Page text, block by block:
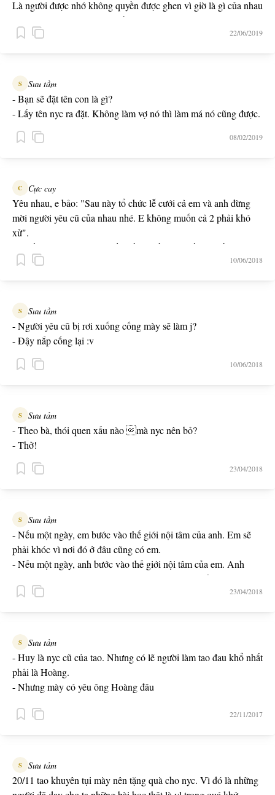
Là người được nhớ không quyền được ghen vì giờ là gì của nhau
Em theo người ta trọn vẹn niềm vui bỏ lại tình anh cùng ngàn
nỗi đau
22/06/2019
S Sưu tầm
- Bạn sẽ đặt tên con là gì?
- Lấy tên nyc ra đặt. Không làm vợ nó thì làm má nó cũng được.
08/02/2019
C Cực cay
Yêu nhau, e bảo: "Sau này tổ chức lễ cưới cả em và anh đừng
mời người yêu cũ của nhau nhé. E không muốn cả 2 phải khó
xử".
Tôi đồng ý. Tôi không muốn bất kì điều gì khiến e phiền lòng
trong ngày hạnh phúc nhất của e! Tôi cứ nghĩ rằng đó chỉ là câu
10/06/2018
S Sưu tầm
- Người yêu cũ bị rơi xuống cống mày sẽ làm j?
- Đậy nắp cống lại :v
10/06/2018
S Sưu tầm
- Theo bà, thói quen xấu nào mà nyc nên bỏ?
- Thở!
23/04/2018
S Sưu tầm
- Nếu một ngày, em bước vào thế giới nội tâm của anh. Em sẽ
phải khóc vì nơi đó ở đâu cũng có em.
- Nếu một ngày, anh bước vào thế giới nội tâm của em. Anh
cũng sẽ khóc vì bị đám người yêu cũ của em hội đồng.
23/04/2018
S Sưu tầm
- Huy là nyc cũ của tao. Nhưng có lẽ người làm tao đau khổ nhất
phải là Hoàng.
- Nhưng mày có yêu ông Hoàng đâu
22/11/2017
S Sưu tầm
20/11 tao khuyên tụi mày nên tặng quà cho nyc. Vì đó là những